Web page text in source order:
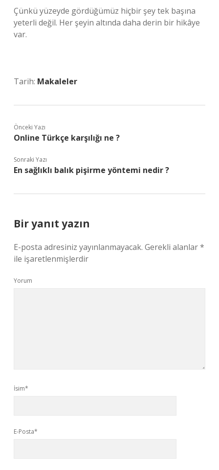
Çünkü yüzeyde gördüğümüz hiçbir şey tek başına
yeterli değil. Her şeyin altında daha derin bir hikâye
var.
Tarih: Makaleler
Önceki Yazı
Online Türkçe karşılığı ne ?
Sonraki Yazı
En sağlıklı balık pişirme yöntemi nedir ?
Bir yanıt yazın
E-posta adresiniz yayınlanmayacak. Gerekli alanlar*
ile işaretlenmişlerdir
Yorum
İsim*
E-Posta*